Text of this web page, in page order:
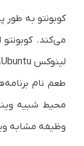
کوبونتو به
لینوکس Ubuntu،
طعم نام
محیط شبیه
وظیفه مشابه